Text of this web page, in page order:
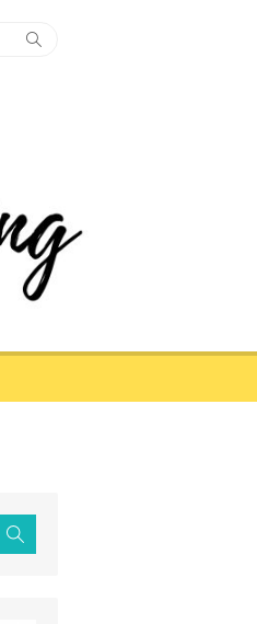
Search